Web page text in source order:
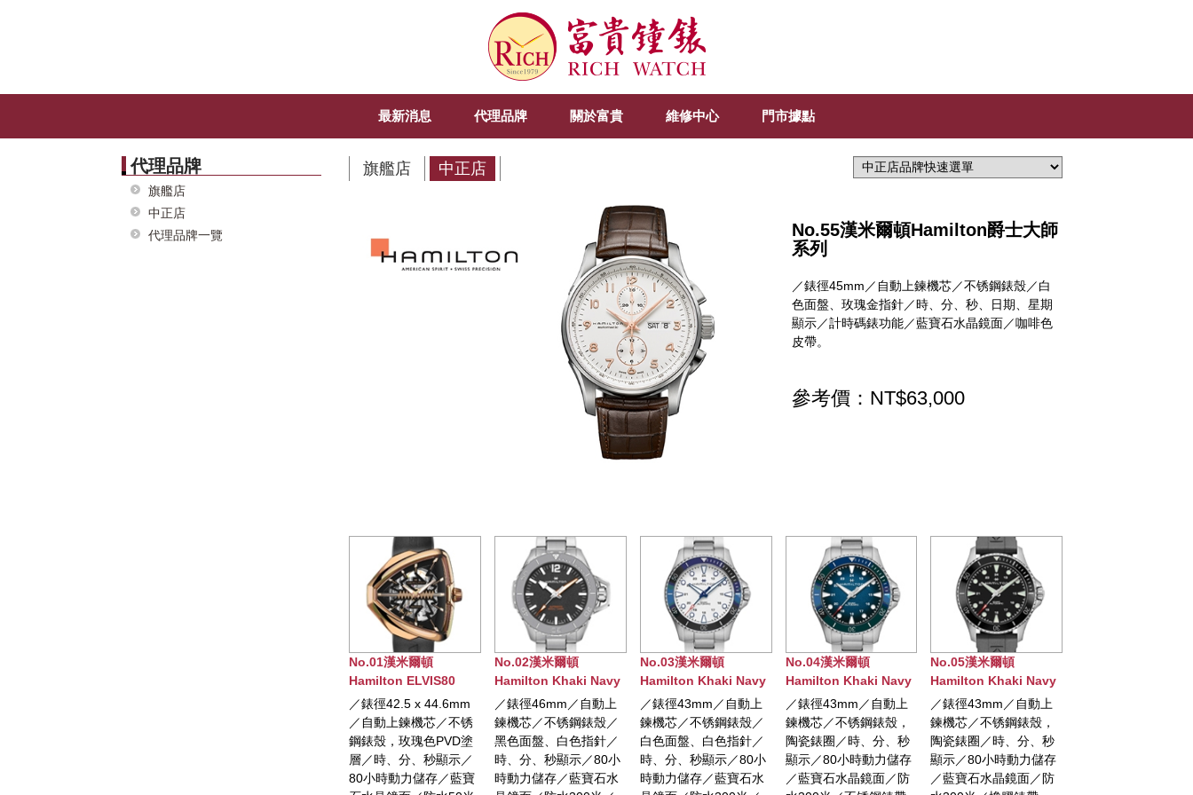
最新消息 代理品牌 關於富貴 維修中心 門市據點
代理品牌
旗艦店
中正店
代理品牌一覽
旗艦店 中正店
No.55漢米爾頓Hamilton爵士大師
系列
／錶徑45mm／自動上鍊機芯／不锈鋼錶殼／白
色面盤、玫瑰金指針／時、分、秒、日期、星期
顯示／計時碼錶功能／藍寶石水晶鏡面／咖啡色
皮帶。
參考價：NT$63,000
Hamilton ELVIS80
SKELETON AUTO腕錶
／錶徑42.5 x 44.6mm
／自動上鍊機芯／不锈
鋼錶殼，玫瑰色PVD塗
層／時、分、秒顯示／
80小時動力儲存／藍寶
No.02漢米爾頓
Hamilton Khaki Navy
Frogman Auto腕錶
／錶徑46mm／自動上
鍊機芯／不锈鋼錶殼／
黑色面盤、白色指針／
時、分、秒顯示／80小
時動力儲存／藍寶石水
No.03漢米爾頓
Hamilton Khaki Navy
SCUBA AUTO腕錶
／錶徑43mm／自動上
鍊機芯／不锈鋼錶殼／
白色面盤、白色指針／
時、分、秒顯示／80小
時動力儲存／藍寶石水
No.04漢米爾頓
Hamilton Khaki Navy
SCUBA AUTO腕錶
／錶徑43mm／自動上
鍊機芯／不锈鋼錶殼，
陶瓷錶圈／時、分、秒
顯示／80小時動力儲存
／藍寶石水晶鏡面／防
No.05漢米爾頓
Hamilton Khaki Navy
SCUBA AUTO腕錶
／錶徑43mm／自動上
鍊機芯／不锈鋼錶殼，
陶瓷錶圈／時、分、秒
顯示／80小時動力儲存
／藍寶石水晶鏡面／防
No.06漢米爾頓
Hamilton卡其航空系列
Converter Auto GMT
／錶徑44mm／自動上
鍊機芯／不锈鋼錶殼／
小時、分鐘、日期、兩
地時間顯示／動力儲存
80小時／藍寶石水晶鏡